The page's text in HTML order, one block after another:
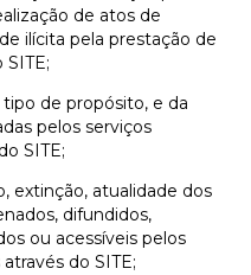
de atos de
ilícita pela prestação de
de propósito, e da
pelos serviços
SITE;
extinção, atualidade dos
difundidos,
ou acessíveis pelos
do SITE;